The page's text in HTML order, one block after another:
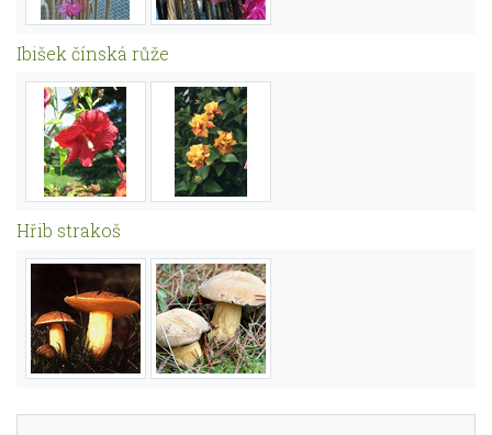
Ibišek čínská růže
Hřib strakoš